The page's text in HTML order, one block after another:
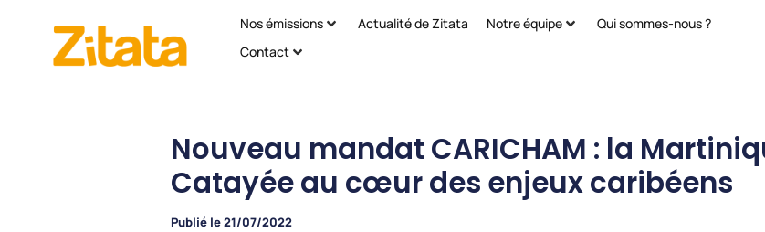
Nos émissions Actualité de Zitata Notre équipe
Qui sommes-nous ?
Contact
Nouveau mandat CARICHAM : la
Catayée au cœur des enjeux caribéens
Publié le21/07/2022